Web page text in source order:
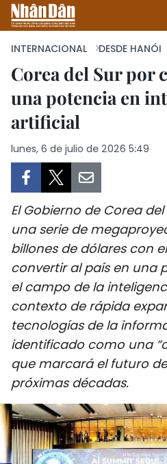
INICIO
SALUD -
CULTURA
DEPORTES
VIAJES
PUENTE
INTERNACIONAL DESDE HANÓI
Corea del Sur por
una potencia en
artificial
lunes, 6 de julio de 2026 5:49
El Gobierno de Corea
una serie de
billones de dólares con
convertir al país en una
el campo de la
contexto de rápida
tecnologías de la
identificado como una
que marcará el futuro
próximas décadas.